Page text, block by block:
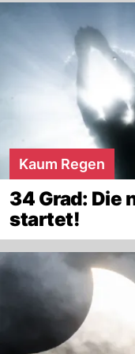
egal;
notiert... .
Kaum Regen
34 Grad: Die
startet!